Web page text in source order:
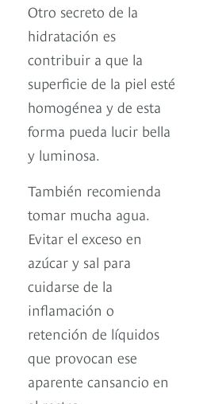
Otro secreto de la
hidratación es
contribuir a que la
superficie de la piel esté
homogénea y de esta
forma pueda lucir bella
y luminosa.
También recomienda
tomar mucha agua.
Evitar el exceso en
azúcar y sal para
cuidarse de la
inflamación o
retención de líquidos
que provocan ese
aparente cansancio en